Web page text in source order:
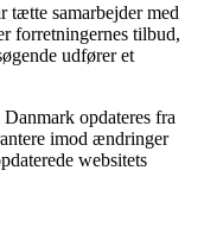
tætte samarbejder med
forretningernes tilbud,
udfører et
opdateres fra
imod ændringer
websitets